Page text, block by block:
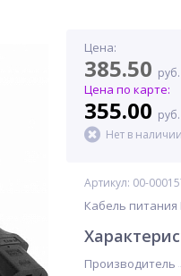
Цена:
385.50
Цена по карте:
355.00
Нет в наличии
Артикул: 00-
Кабель питания
Производитель